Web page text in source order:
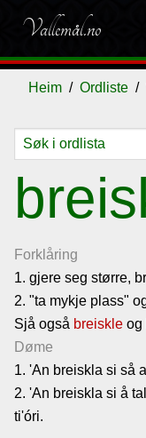
Vallemål.no
Heim Ordliste
Forklåring
1. gjere seg større,
2. "ta mykje plass"
Sjå også breiskle og
Døme
1. 'An breiskla si så
2. 'An breiskla si å
ti'óri.
Ordliste
Om
vallemålet
Gjestebok
Nyhende
Lenkjer